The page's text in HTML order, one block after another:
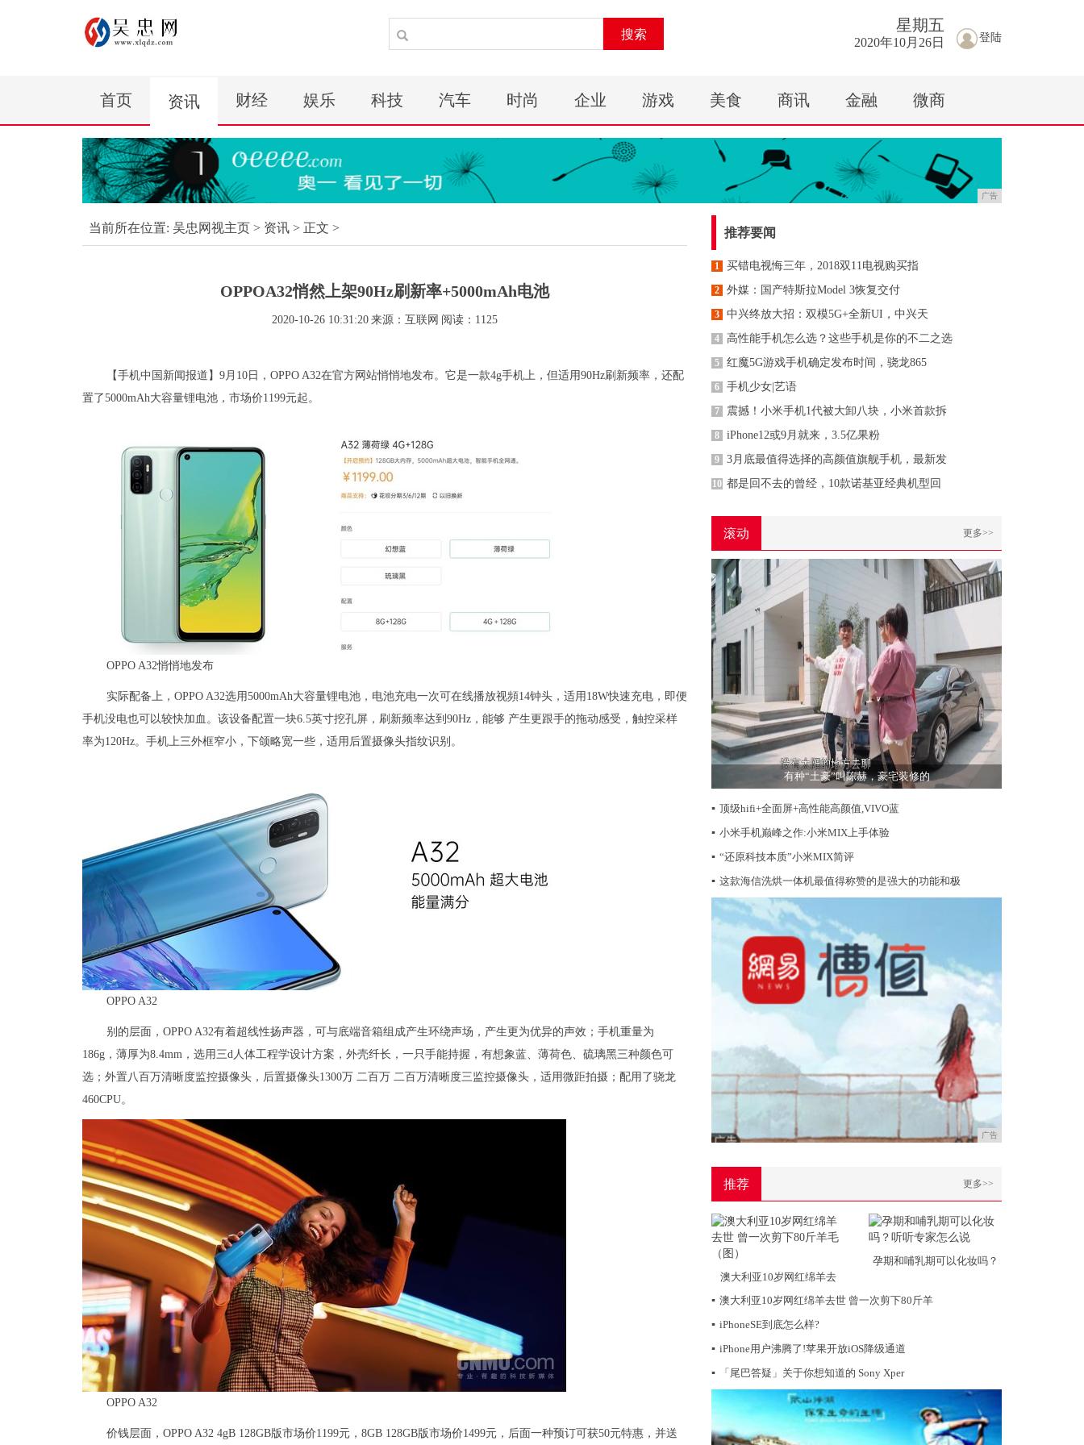
搜索 登陆
星期五
2020年10月26日
首页 资讯 财经 娱乐 科技 汽车 时尚 企业 游戏 美食 商讯 金融 微商
广告
当前所在位置: 吴忠网视主页 > 资讯 > 正文 >
OPPOA32悄然上架90Hz刷新率+5000mAh电池
2020-10-26 10:31:20 来源：互联网 阅读：1125
【手机中国新闻报道】9月10日，OPPO A32在官方网站悄悄地发布。它是一款4g手机上，但适用90Hz刷新频率，还配
置了5000mAh大容量锂电池，市场价1199元起。
OPPO A32悄悄地发布
实际配备上，OPPO A32选用5000mAh大容量锂电池，电池充电一次可在线播放视頻14钟头，适用18W快速充电，即便
手机没电也可以较快加血。该设备配置一块6.5英寸挖孔屏，刷新频率达到90Hz，能够 产生更跟手的拖动感受，触控采样
率为120Hz。手机上三外框窄小，下颌略宽一些，适用后置摄像头指纹识别。
OPPO A32
别的层面，OPPO A32有着超线性扬声器，可与底端音箱组成产生环绕声场，产生更为优异的声效；手机重量为
186g，薄厚为8.4mm，选用三d人体工程学设计方案，外壳纤长，一只手能持握，有想象蓝、薄荷色、硫璃黑三种颜色可
选；外置八百万清晰度监控摄像头，后置摄像头1300万 二百万 二百万清晰度三监控摄像头，适用微距拍摄；配用了骁龙
460CPU。
OPPO A32
价钱层面，OPPO A32 4gB 128GB版市场价1199元，8GB 128GB版市场价1499元，后面一种预订可获50元特惠，并送
推荐要闻
1 买错电视悔三年，2018双11电视购买指
2 外媒：国产特斯拉Model 3恢复交付
3 中兴终放大招：双模5G+全新UI，中兴天
4 高性能手机怎么选？这些手机是你的不二之选
5 红魔5G游戏手机确定发布时间，骁龙865
6 手机少女|艺语
7 震撼！小米手机1代被大卸八块，小米首款拆
8 iPhone12或9月就来，3.5亿果粉
9 3月底最值得选择的高颜值旗舰手机，最新发
10 都是回不去的曾经，10款诺基亚经典机型回
滚动 更多>>
有种“土豪”叫陈赫，豪宅装修的
▪ 顶级hifi+全面屏+高性能高颜值,VIVO蓝
▪ 小米手机巅峰之作:小米MIX上手体验
▪ “还原科技本质”小米MIX简评
▪ 这款海信洗烘一体机最值得称赞的是强大的功能和极
广告
推荐 更多>>
澳大利亚10岁网红绵羊去
孕期和哺乳期可以化妆吗？
▪ 澳大利亚10岁网红绵羊去世 曾一次剪下80斤羊
▪ iPhoneSE到底怎么样?
▪ iPhone用户沸腾了!苹果开放iOS降级通道
▪
「尾巴答疑」关于你想知道的 Sony Xper